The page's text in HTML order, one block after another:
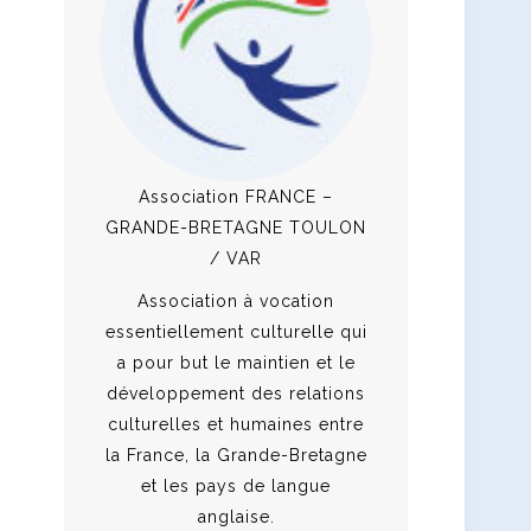
Association FRANCE –
GRANDE-BRETAGNE TOULON
/ VAR
Association à vocation
essentiellement culturelle qui
a pour but le maintien et le
développement des relations
culturelles et humaines entre
la France, la Grande-Bretagne
et les pays de langue
anglaise.